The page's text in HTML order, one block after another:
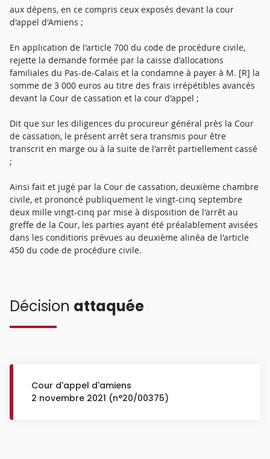
aux dépens, en ce compris ceux exposés devant la cour
d'appel d'Amiens ;
En application de l'article 700 du code de procédure civile,
rejette la demande formée par la caisse d'allocations
familiales du Pas-de-Calais et la condamne à payer à M. [R] la
somme de 3 000 euros au titre des frais irrépétibles avancés
devant la Cour de cassation et la cour d'appel ;
Dit que sur les diligences du procureur général près la Cour
de cassation, le présent arrêt sera transmis pour être
transcrit en marge ou à la suite de l'arrêt partiellement cassé
;
Ainsi fait et jugé par la Cour de cassation, deuxième chambre
civile, et prononcé publiquement le vingt-cinq septembre
deux mille vingt-cinq par mise à disposition de l'arrêt au
greffe de la Cour, les parties ayant été préalablement avisées
dans les conditions prévues au deuxième alinéa de l'article
450 du code de procédure civile.
Décision attaquée
Cour d'appel d'amiens
2 novembre 2021 (n°20/00375)